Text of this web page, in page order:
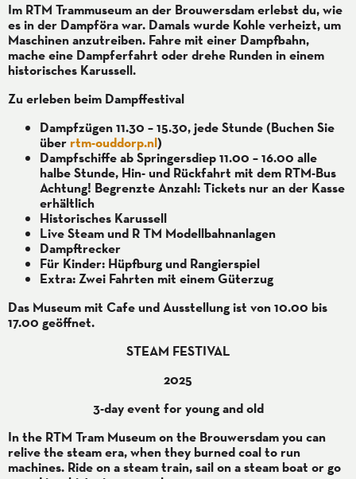
Im RTM Trammuseum an der Brouwersdam erlebst du, wie
es in der Dampföra war. Damals wurde Kohle verheizt, um
Maschinen anzutreiben. Fahre mit einer Dampfbahn,
mache eine Dampferfahrt oder drehe Runden in einem
historisches Karussell.
Zu erleben beim Dampffestival
Dampfzügen 11.30 – 15.30, jede Stunde (Buchen Sie
über rtm-ouddorp.nl)
Dampfschiffe ab Springersdiep 11.00 – 16.00 alle
halbe Stunde, Hin- und Rückfahrt mit dem RTM-Bus
Achtung! Begrenzte Anzahl: Tickets nur an der Kasse
erhältlich
Historisches Karussell
Live Steam und R TM Modellbahnanlagen
Dampftrecker
Für Kinder: Hüpfburg und Rangierspiel
Extra: Zwei Fahrten mit einem Güterzug
Das Museum mit Cafe und Ausstellung ist von 10.00 bis
17.00 geöffnet.
STEAM FESTIVAL
2025
3-day event for young and old
In the RTM Tram Museum on the Brouwersdam you can
relive the steam era, when they burned coal to run
machines. Ride on a steam train, sail on a steam boat or go